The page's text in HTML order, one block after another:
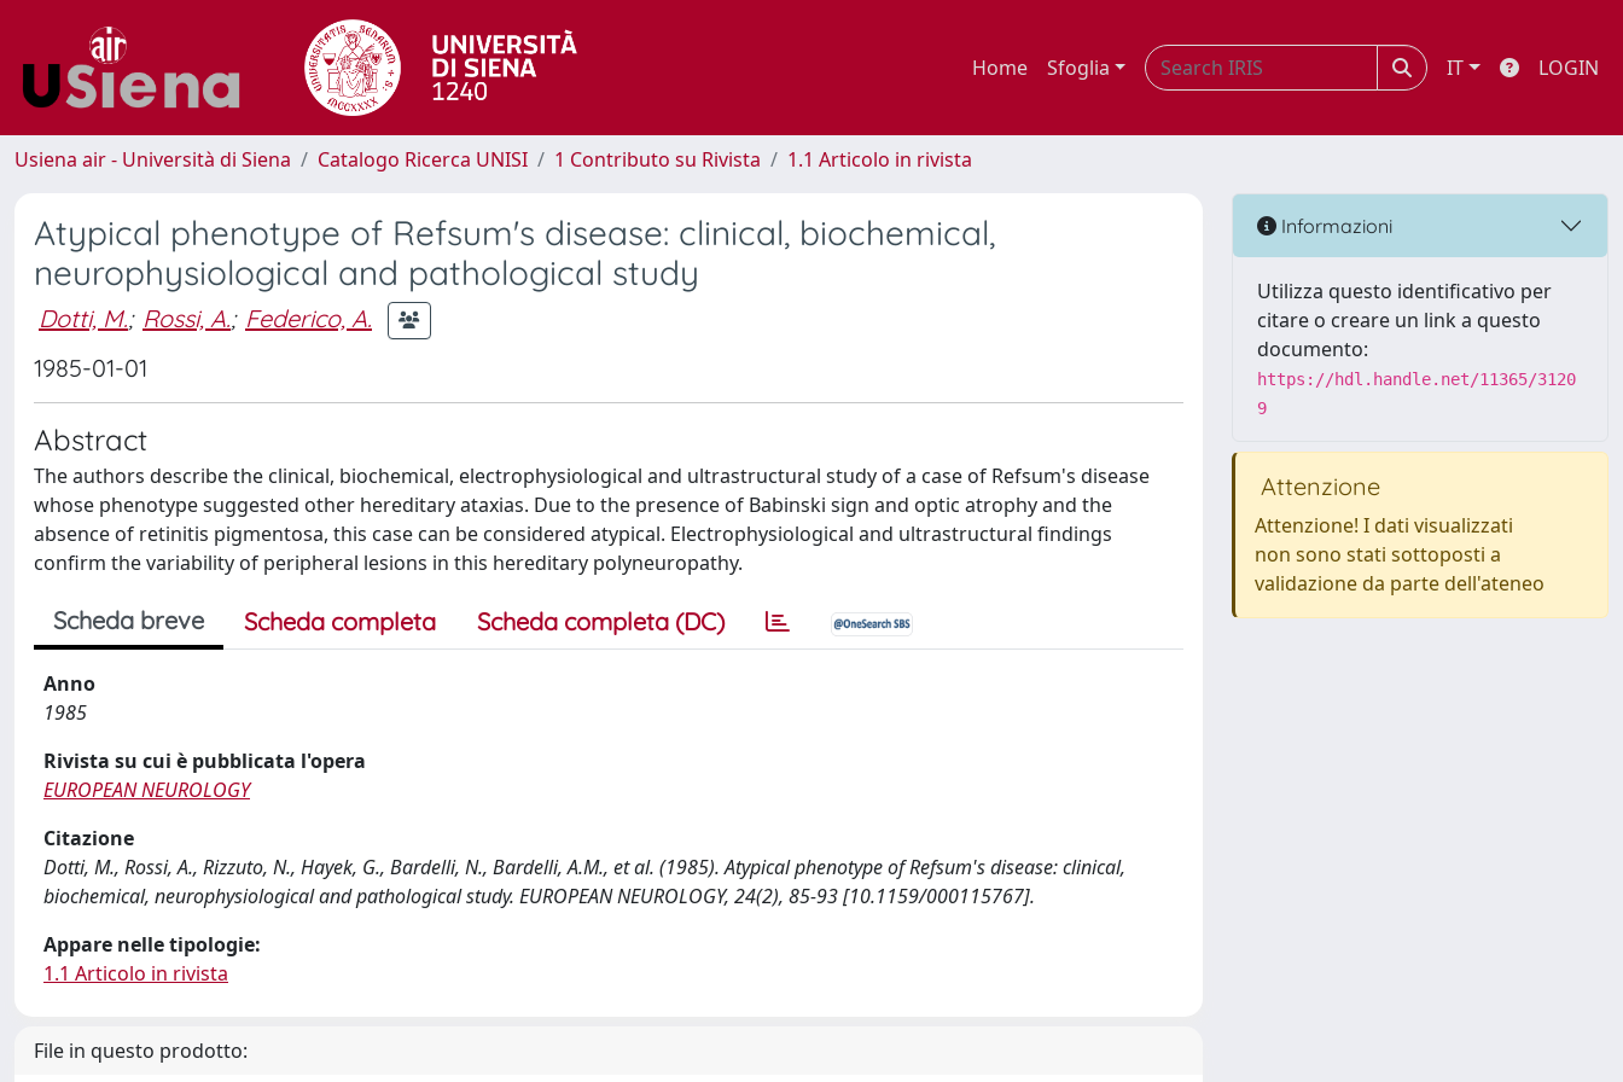
Home Sfoglia IT LOGIN
Usiena air - Università di Siena Catalogo Ricerca UNISI 1 Contributo su Rivista 1.1 Articolo in rivista
Atypical phenotype of Refsum's disease: clinical, biochemical,
neurophysiological and pathological study
Dotti, M.; Rossi, A.; Federico, A.
1985-01-01
Abstract
The authors describe the clinical, biochemical, electrophysiological and ultrastructural study of a case of Refsum's disease
whose phenotype suggested other hereditary ataxias. Due to the presence of Babinski sign and optic atrophy and the
absence of retinitis pigmentosa, this case can be considered atypical. Electrophysiological and ultrastructural findings
confirm the variability of peripheral lesions in this hereditary polyneuropathy.
Scheda breve Scheda completa Scheda completa (DC)
Anno
1985
Rivista su cui è pubblicata l'opera
EUROPEAN NEUROLOGY
Citazione
Dotti, M., Rossi, A., Rizzuto, N., Hayek, G., Bardelli, N., Bardelli, A.M., et al. (1985). Atypical phenotype of Refsum's disease: clinical,
biochemical, neurophysiological and pathological study. EUROPEAN NEUROLOGY, 24(2), 85-93 [10.1159/000115767].
Appare nelle tipologie:
1.1 Articolo in rivista
File in questo prodotto:
Informazioni
Utilizza questo identificativo per
citare o creare un link a questo
documento:
https://hdl.handle.net/11365/3120
9
Attenzione
Attenzione! I dati visualizzati
non sono stati sottoposti a
validazione da parte dell'ateneo